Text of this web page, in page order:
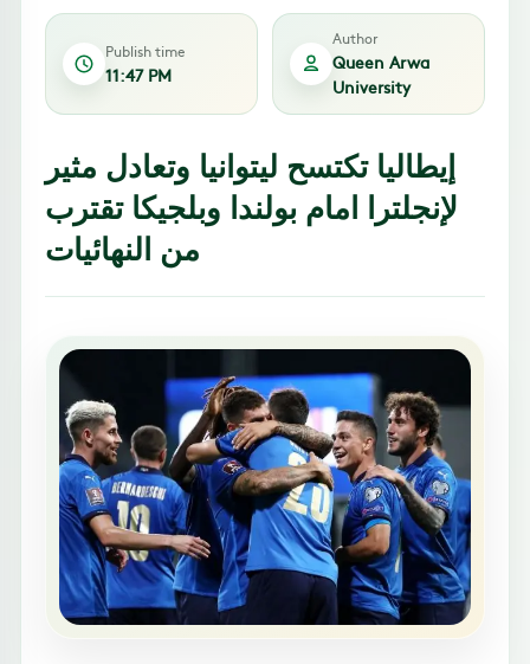
Publish time
11:47 PM
Author
Queen Arwa
University
إيطاليا تكتسح ليتوانيا وتعادل مثير
لإنجلترا امام بولندا وبلجيكا تقترب
من النهائيات